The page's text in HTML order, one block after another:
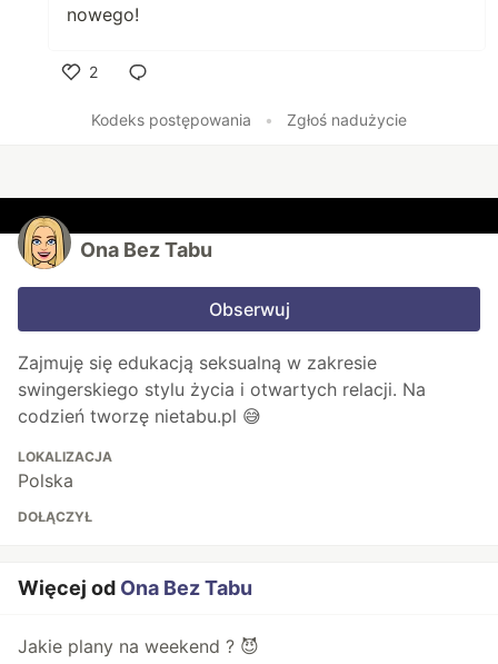
nowego!
2
Kodeks postępowania
• Zgłoś nadużycie
Ona Bez Tabu
Obserwuj
Zajmuję się edukacją seksualną w zakresie
swingerskiego stylu życia i otwartych relacji. Na
codzień tworzę nietabu.pl 😅
LOKALIZACJA
Polska
DOŁĄCZYŁ
Więcej od Ona Bez Tabu
Jakie plany na weekend ? 😈